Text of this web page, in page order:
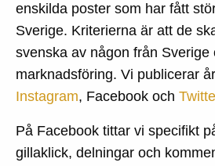
enskilda poster som har fått
Sverige. Kriterierna är att de
svenska av någon från Sverige
marknadsföring. Vi publicerar
Instagram, Facebook och
På Facebook tittar vi specifikt
gillaklick, delningar och